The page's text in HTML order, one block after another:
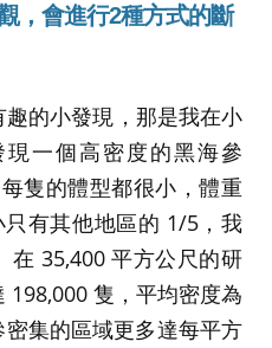
，會進行2種方式的斷
的小發現，那是我在小
一個高密度的黑海參
隻的體型都很小，體重
有其他地區的 1/5，我
在 35,400 平方公尺的研
198,000 隻，平均密度為
集的區域更多達每平方